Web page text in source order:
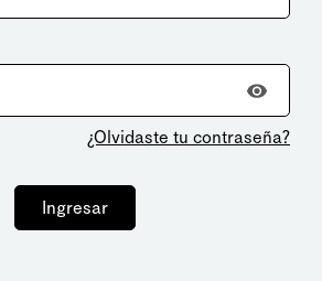
¿Olvidaste tu contraseña?
Ingresar